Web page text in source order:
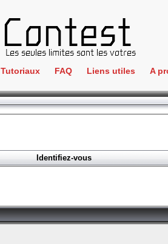
Tutoriaux FAQ Liens utiles
IRC
Newbie
Partenaires
Goodies
L'incubateur
A
Identifiez-vous